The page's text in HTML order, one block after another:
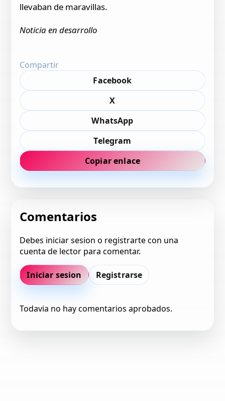
llevaban de maravillas.
Noticia en desarrollo
Compartir
Facebook
X
WhatsApp
Telegram
Copiar enlace
Comentarios
Debes iniciar sesion o registrarte con una
cuenta de lector para comentar.
Iniciar sesion Registrarse
Todavia no hay comentarios aprobados.